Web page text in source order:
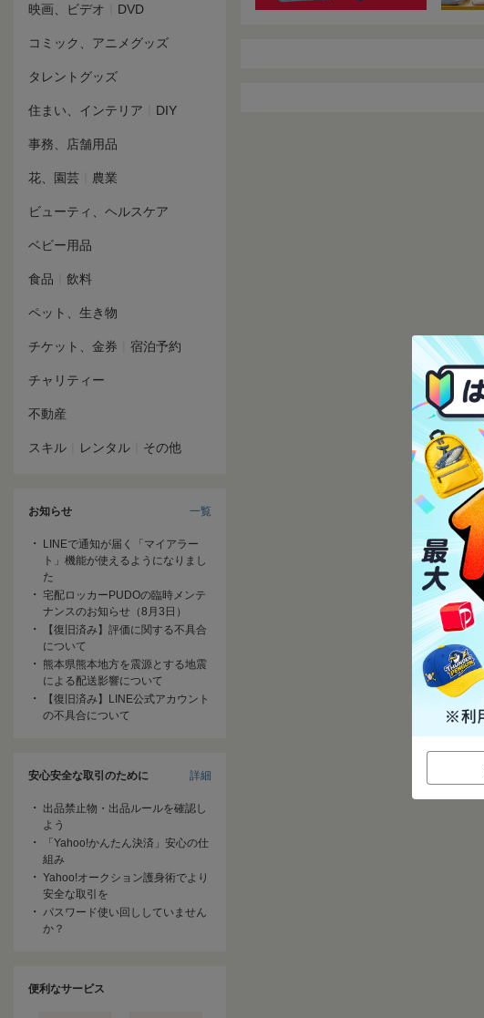
映画、ビデオ DVD
コミック、アニメグッズ
タレントグッズ
住まい、インテリア DIY
事務、店舗用品
花、園芸 農業
ビューティ、ヘルスケア
ベビー用品
食品 飲料
ペット、生き物
チケット、金券 宿泊予約
チャリティー
不動産
スキル レンタル その他
お知らせ 一覧
LINEで通知が届く「マイアラー
ト」機能が使えるようになりまし
た
宅配ロッカーPUDOの臨時メンテ
ナンスのお知らせ（8月3日）
【復旧済み】評価に関する不具合
について
熊本県熊本地方を震源とする地震
による配送影響について
【復旧済み】LINE公式アカウント
の不具合について
安心安全な取引のために 詳細
出品禁止物・出品ルールを確認し
よう
「Yahoo!かんたん決済」安心の仕
組み
Yahoo!オークション護身術でより
安全な取引を
パスワード使い回ししていません
か？
便利なサービス